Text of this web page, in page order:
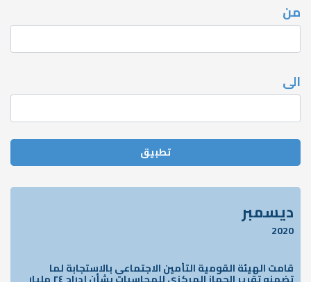
من
الى
ديسمبر
2020
قامت الهيئة القومية التأمين الاجتماعى بالاستجابة لما